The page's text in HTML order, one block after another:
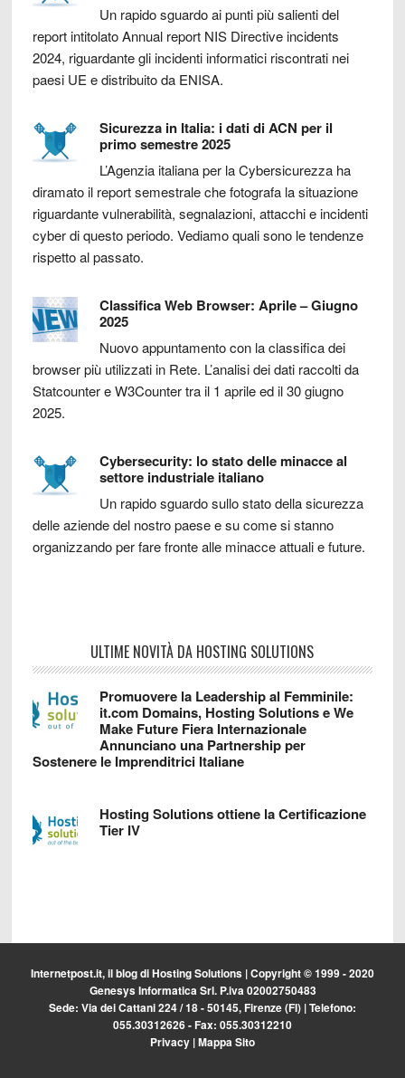
Un rapido sguardo ai punti più salienti del
report intitolato Annual report NIS Directive incidents
2024, riguardante gli incidenti informatici riscontrati nei
paesi UE e distribuito da ENISA.
Sicurezza in Italia: i dati di ACN per il
primo semestre 2025
L’Agenzia italiana per la Cybersicurezza ha
diramato il report semestrale che fotografa la situazione
riguardante vulnerabilità, segnalazioni, attacchi e incidenti
cyber di questo periodo. Vediamo quali sono le tendenze
rispetto al passato.
Classifica Web Browser: Aprile – Giugno
2025
Nuovo appuntamento con la classifica dei
browser più utilizzati in Rete. L’analisi dei dati raccolti da
Statcounter e W3Counter tra il 1 aprile ed il 30 giugno
2025.
Cybersecurity: lo stato delle minacce al
settore industriale italiano
Un rapido sguardo sullo stato della sicurezza
delle aziende del nostro paese e su come si stanno
organizzando per fare fronte alle minacce attuali e future.
ULTIME NOVITÀ DA HOSTING SOLUTIONS
Promuovere la Leadership al Femminile:
it.com Domains, Hosting Solutions e We
Make Future Fiera Internazionale
Annunciano una Partnership per
Sostenere le Imprenditrici Italiane
Hosting Solutions ottiene la Certificazione
Tier IV
Internetpost.it, il blog diHosting Solutions | Copyright © 1999 - 2020
Genesys Informatica Srl. P.iva 02002750483
Sede: Via dei Cattani 224 / 18 - 50145, Firenze (FI) | Telefono:
055.30312626 - Fax: 055.30312210
Privacy |Mappa Sito